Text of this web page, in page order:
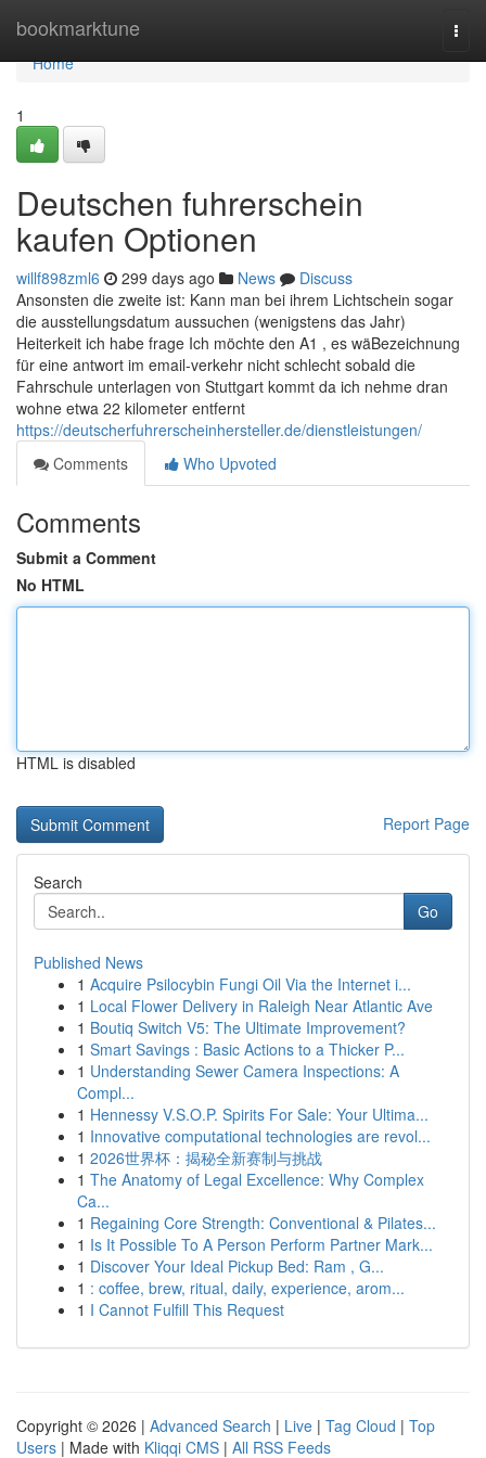
bookmarktune
Home
Home
1
Deutschen fuhrerschein
kaufen Optionen
willf898zml6 299 days ago News
Discuss
Ansonsten die zweite ist: Kann man bei ihrem Lichtschein sogar
die ausstellungsdatum aussuchen (wenigstens das Jahr)
Heiterkeit ich habe frage Ich möchte den A1 , es wäBezeichnung
für eine antwort im email-verkehr nicht schlecht sobald die
Fahrschule unterlagen von Stuttgart kommt da ich nehme dran
wohne etwa 22 kilometer entfernt
https://deutscherfuhrerscheinhersteller.de/dienstleistungen/
Comments
Who Upvoted
Comments
Submit a Comment
No HTML
HTML is disabled
Report Page
Search
Go
Published News
1 Acquire Psilocybin Fungi Oil Via the Internet i...
1 Local Flower Delivery in Raleigh Near Atlantic Ave
1 Boutiq Switch V5: The Ultimate Improvement?
1 Smart Savings : Basic Actions to a Thicker P...
1 Understanding Sewer Camera Inspections: A
Compl...
1 Hennessy V.S.O.P. Spirits For Sale: Your Ultima...
1 Innovative computational technologies are revol...
1 2026世界杯：揭秘全新赛制与挑战
1 The Anatomy of Legal Excellence: Why Complex
Ca...
1 Regaining Core Strength: Conventional & Pilates...
1 Is It Possible To A Person Perform Partner Mark...
1 Discover Your Ideal Pickup Bed: Ram , G...
1 : coffee, brew, ritual, daily, experience, arom...
1 I Cannot Fulfill This Request
Copyright © 2026 | Advanced Search | Live | Tag Cloud | Top
Users | Made with Kliqqi CMS | All RSS Feeds